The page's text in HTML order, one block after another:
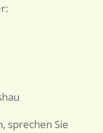
sprechen Sie